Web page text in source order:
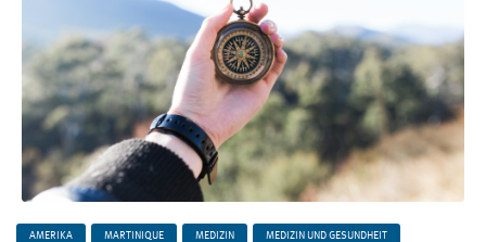
AMERIKA MARTINIQUE MEDIZIN MEDIZIN UND GESUNDHEIT